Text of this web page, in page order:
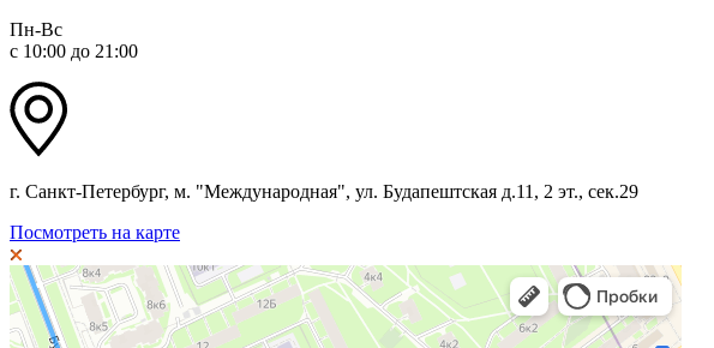
Пн-Вс
с 10:00 до 21:00
г. Санкт-Петербург, м. "Международная", ул. Будапештская д.11, 2 эт., сек.29
Посмотреть на карте